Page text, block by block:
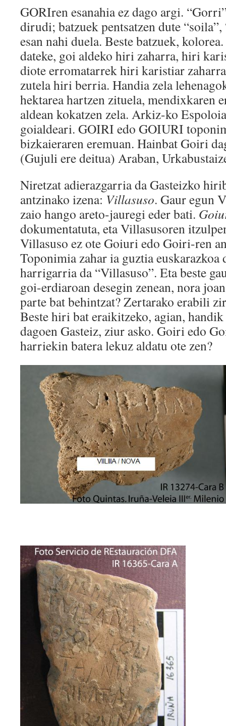
GORIren esanahia ez dago argi.
dirudi; batzuek pentsatzen dute
esan nahi duela. Beste batzuek,
dateke, goi aldeko hiri zaharra, hiri
diote erromatarrek hiri karistiar
zutela hiri berria. Handia zela
hektarea hartzen zituela, mendixkaren
aldean kokatzen zela. Arkiz-ko
goialdeari. GOIRI edo GOIURI
bizkaieraren eremuan. Hainbat Goiri
(Gujuli ere deitua) Araban,
Niretzat adierazgarria da Gasteizko
antzinako izena: Villasuso. Gaur egun
zaio hango areto-jauregi eder bati.
dokumentatuta, eta Villasusoren
Villasuso ez ote Goiuri edo Goiri-ren
Toponimia zahar ia guztia euskarazkoa
harrigarria da “Villasuso”. Eta beste
goi-erdiaroan desegin zenean, nora
parte bat behintzat? Zertarako erabili
Beste hiri bat eraikitzeko, agian,
dagoen Gasteiz, ziur asko. Goiri edo
harriekin batera lekuz aldatu ote zen?